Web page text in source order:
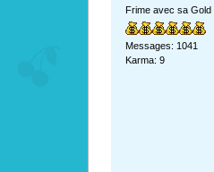
Frime avec sa Gold
Messages: 1041
Karma: 9